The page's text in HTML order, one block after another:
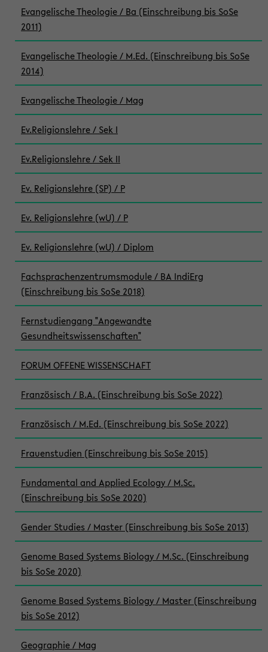
Evangelische Theologie / Ba (Einschreibung bis SoSe
2011)
Evangelische Theologie / M.Ed. (Einschreibung bis SoSe
2014)
Evangelische Theologie / Mag
Ev.Religionslehre / Sek I
Ev.Religionslehre / Sek II
Ev. Religionslehre (SP) / P
Ev. Religionslehre (wU) / P
Ev. Religionslehre (wU) / Diplom
Fachsprachenzentrumsmodule / BA IndiErg
(Einschreibung bis SoSe 2018)
Fernstudiengang "Angewandte
Gesundheitswissenschaften"
FORUM OFFENE WISSENSCHAFT
Französisch / B.A. (Einschreibung bis SoSe 2022)
Französisch / M.Ed. (Einschreibung bis SoSe 2022)
Frauenstudien (Einschreibung bis SoSe 2015)
Fundamental and Applied Ecology / M.Sc.
(Einschreibung bis SoSe 2020)
Gender Studies / Master (Einschreibung bis SoSe 2013)
Genome Based Systems Biology / M.Sc. (Einschreibung
bis SoSe 2020)
Genome Based Systems Biology / Master (Einschreibung
bis SoSe 2012)
Geographie / Mag